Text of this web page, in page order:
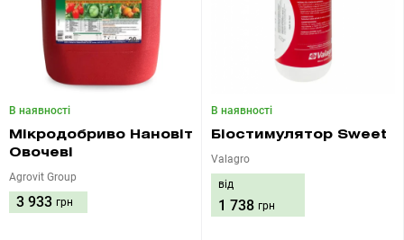
В наявності
Мікродобриво Нановіт
Овочеві
Agrovit Group
3 933 грн
В наявності
Біостимулятор Sweet
Valagro
від
1 738 грн